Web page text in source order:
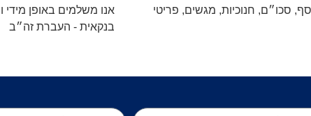
סכו״ם, חנוכיות, מגשים, פריטי
אנו משלמים באופן
בנקאית - העברת זה״ב